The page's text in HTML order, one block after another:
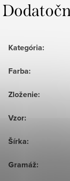
Kategória:
Farba:
Zloženie:
Vzor:
Šírka:
Gramáž: